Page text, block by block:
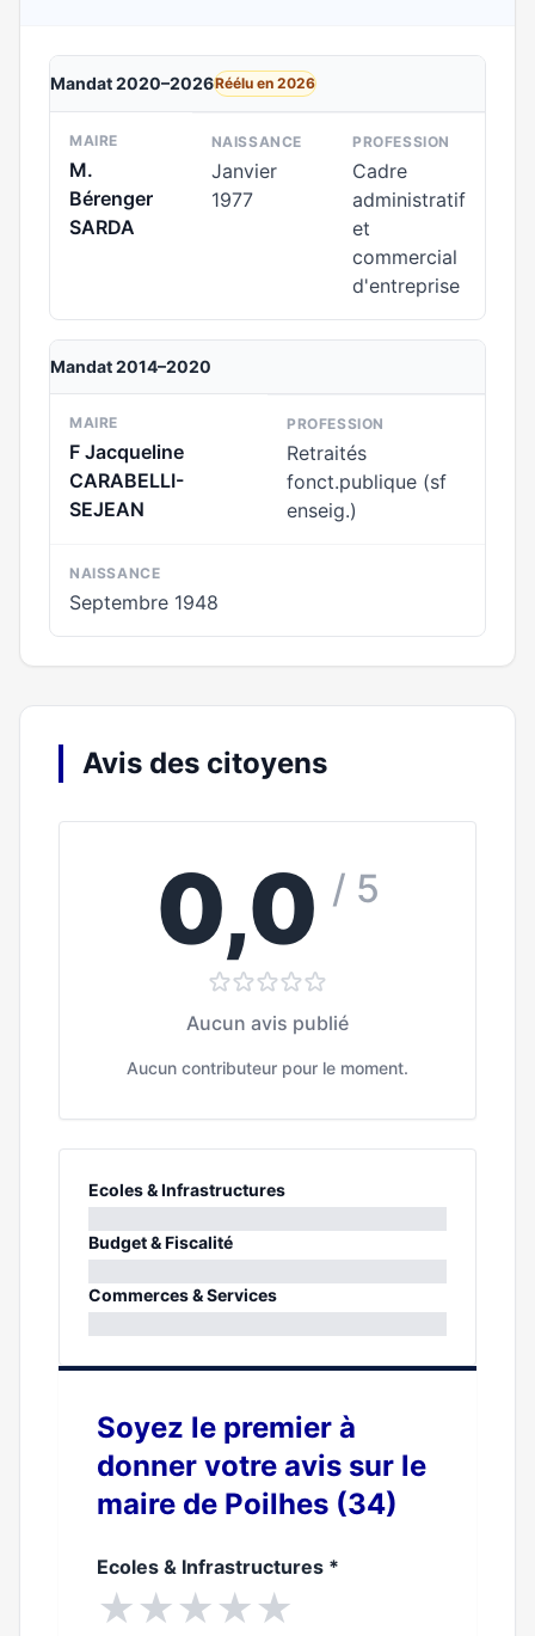
Mandat 2020–2026Réélu en 2026
MAIRE
M.
Bérenger
SARDA
NAISSANCE
Janvier
1977
PROFESSION
Cadre
administratif
et
commercial
d'entreprise
Mandat 2014–2020
MAIRE
F Jacqueline
CARABELLI-
SEJEAN
PROFESSION
Retraités
fonct.publique (sf
enseig.)
NAISSANCE
Septembre 1948
Avis des citoyens
0,0 / 5
Aucun avis publié
Aucun contributeur pour le moment.
Ecoles & Infrastructures
0%
Budget & Fiscalité
0%
Commerces & Services
Soyez le premier à
donner votre avis sur le
maire de Poilhes (34)
Ecoles & Infrastructures *
★★★★★